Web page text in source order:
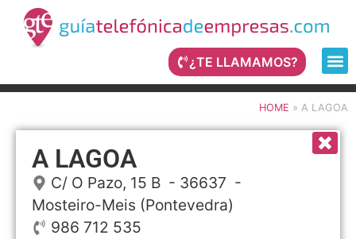
¿TE LLAMAMOS?
HOME » A LAGOA
A LAGOA
C/ O Pazo, 15 B - 36637 -
Mosteiro-Meis (Pontevedra)
986 712 535